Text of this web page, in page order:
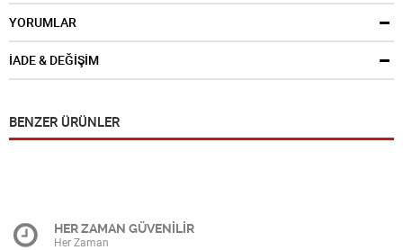
YORUMLAR
İADE & DEĞİŞİM
BENZER ÜRÜNLER
HER ZAMAN GÜVENİLİR
Her Zaman